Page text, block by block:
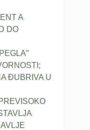
A
DO
ĐUBRIVA U